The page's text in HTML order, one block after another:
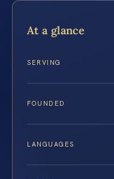
At a glance
SERVING
FOUNDED
LANGUAGES